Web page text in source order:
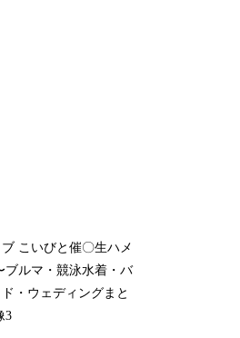
こいびと催〇生ハメ
ブルマ・競泳水着・バ
・ウェディングまと
3